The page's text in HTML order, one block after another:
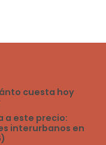
cuesta hoy
a este precio:
interurbanos en